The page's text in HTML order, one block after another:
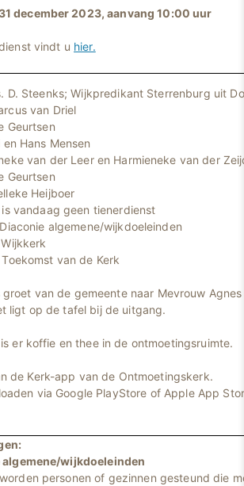
december 2023, aanvang 10:00 uur
vindt u hier.
D. Steenks; Wijkpredikant Sterrenburg uit
van Driel
Geurtsen
en Hans Mensen
van der Leer en Harmieneke van der
Geurtsen
Heijboer
is vandaag geen tienerdienst
algemene/wijkdoeleinden
van de Kerk
groet van de gemeente naar Mevrouw
ligt op de tafel bij de uitgang.
er koffie en thee in de ontmoetingsruimte.
de Kerk-app van de Ontmoetingskerk.
via Google PlayStore of Apple App
wijkdoeleinden
personen of gezinnen gesteund die